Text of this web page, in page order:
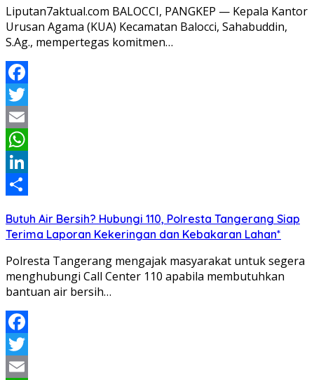
Liputan7aktual.com BALOCCI, PANGKEP — Kepala Kantor
Urusan Agama (KUA) Kecamatan Balocci, Sahabuddin,
S.Ag., mempertegas komitmen…
Facebook
Twitter
Email
WhatsApp
LinkedIn
Butuh Air Bersih? Hubungi 110, Polresta Tangerang Siap
Terima Laporan Kekeringan dan Kebakaran Lahan*
Polresta Tangerang mengajak masyarakat untuk segera
menghubungi Call Center 110 apabila membutuhkan
bantuan air bersih…
Facebook
Twitter